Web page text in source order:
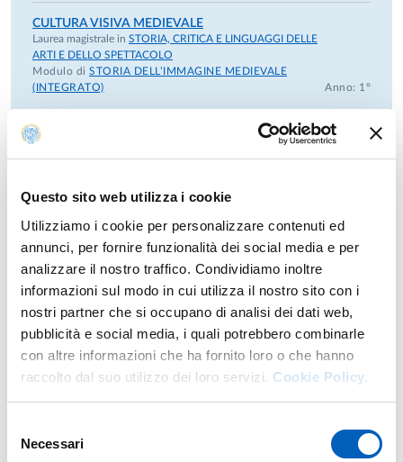
Questo sito web utilizza i cookie
Utilizziamo i cookie per personalizzare contenuti ed
annunci, per fornire funzionalità dei social media e per
analizzare il nostro traffico. Condividiamo inoltre
informazioni sul modo in cui utilizza il nostro sito con i
nostri partner che si occupano di analisi dei dati web,
pubblicità e social media, i quali potrebbero combinarle
con altre informazioni che ha fornito loro o che hanno
raccolto dal suo utilizzo dei loro servizi. Cookie Policy.
delNecessari
CULTURA VISIVA MEDIEVALE
Laurea magistrale in STORIA, CRITICA E LINGUAGGI DELLE
ARTI E DELLO SPETTACOLO
Modulo di STORIA DELL’IMMAGINE MEDIEVALE
(INTEGRATO)
Anno: 1°
MODELLI ARCHITETTONICI E FIGURATIVI DI
EPOCA MEDIEVALE
Laurea magistrale inSTORIA, CRITICA E LINGUAGGI DELLE
Modulo diSTORIA DELL’IMMAGINE MEDIEVALE
MODELLI ARCHITETTONICI E FIGURATIVI DI
EPOCA MEDIEVALE
Laurea magistrale in
STORIA, CRITICA E LINGUAGGI DELLE
Modulo di STORIA DELL’IMMAGINE MEDIEVALE
(INTEGRATO)
Anno: 1°
STORIA DELL'ARTE MEDIEVALE
STORIA DELL'ARTE MEDIEVALE